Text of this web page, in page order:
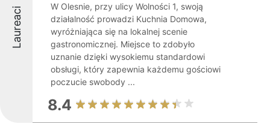
Laureaci
W Olesnie, przy ulicy Wolności 1, swoją
działalność prowadzi Kuchnia Domowa,
wyróżniająca się na lokalnej scenie
gastronomicznej. Miejsce to zdobyło
uznanie dzięki wysokiemu standardowi
obsługi, który zapewnia każdemu gościowi
poczucie swobody ...
8.4